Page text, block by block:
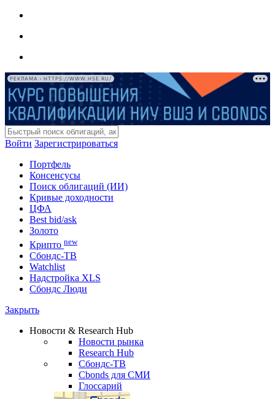
РЕКЛАМА • HTTPS://WWW.HSE.RU/
Войти Зарегистрироваться
Портфель
Консенсусы
Поиск облигаций (ИИ)
Кривые доходности
ЦФА
Best bid/ask
Золото
Крипто new
Сбондс-ТВ
Watchlist
Надстройка XLS
Сбондс Люди
Закрыть
Новости & Research Hub
Новости рынка
Research Hub
Сбондс-ТВ
Cbonds для СМИ
Глоссарий